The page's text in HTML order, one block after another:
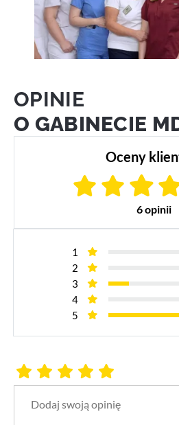
OPINIE
O GABINECIE
Oceny
6 opinii
1
2
3
4
5